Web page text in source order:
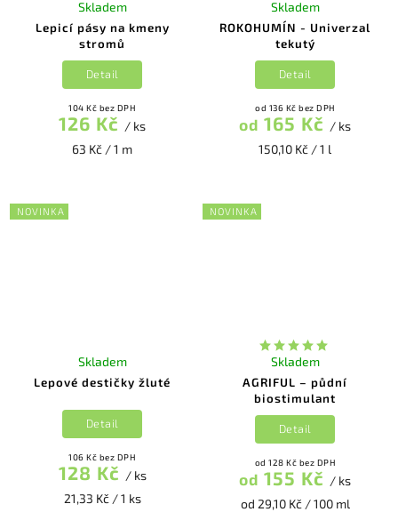
Lepicí pásy na kmeny
stromů
Skladem
104 Kč bez DPH
126 Kč / ks
63 Kč / 1 m
Detail
ROKOHUMÍN - Univerzal
tekutý
Skladem
od 136 Kč bez DPH
od 165 Kč / ks
150,10 Kč / 1 l
Detail
NOVINKA
Lepové destičky žluté
Skladem
106 Kč bez DPH
128 Kč / ks
21,33 Kč / 1 ks
Detail
NOVINKA
AGRIFUL – půdní
biostimulant
Skladem
od 128 Kč bez DPH
od 155 Kč / ks
od 29,10 Kč / 100 ml
Detail